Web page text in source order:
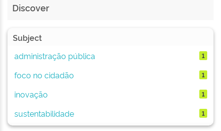
Discover
Subject
administração pública
1
foco no cidadão 1
inovação 1
sustentabilidade 1